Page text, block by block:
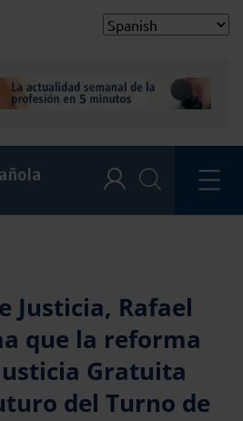
Justicia, Rafael
que la reforma
Gratuita
del Turno de